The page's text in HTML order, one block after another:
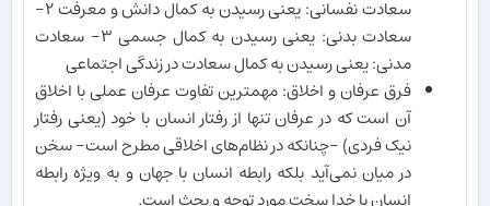
سعادت نفسانی: یعنی رسیدن به کمال دانش و معرفت ٢-
سعادت بدنی: یعنی رسیدن به کمال جسمی ٣- سعادت
مدنی: یعنی رسیدن به کمال سعادت در زندگی اجتماعی
فرق عرفان و اخلاق: مهمترین تفاوت عرفان عملی با اخلاق
آن است که در عرفان تنها از رفتار انسان با خود (یعنی رفتار
نیک فردی) -چنانکه در نظام‌های اخلاقی مطرح است- سخن
در میان نمی‌آید بلکه رابطه انسان با جهان و به ویژه رابطه
انسان با خدا سخت مورد توجه و بحث است.